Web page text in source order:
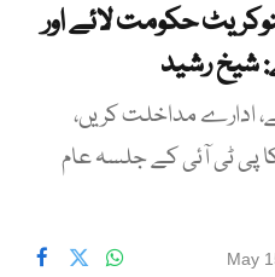
حکومت لائے اور
شیخ رشید
ادارے مداخلت کریں،
پی ٹی آئی کے جلسہ عام
May